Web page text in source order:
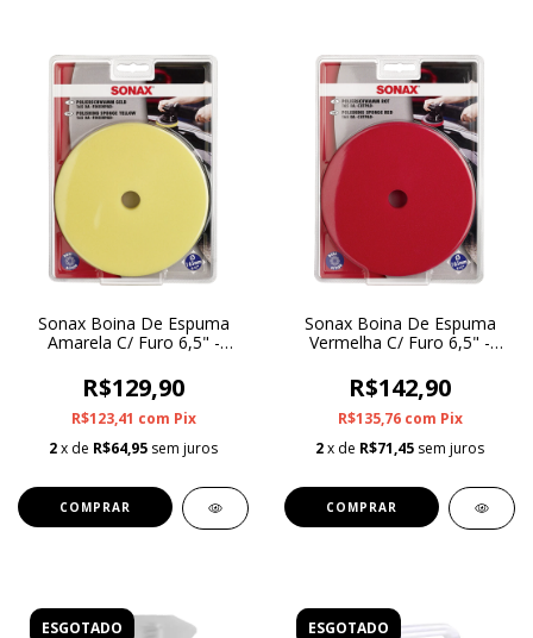
Sonax Boina De Espuma
Amarela C/ Furo 6,5" -
R$129,90
R$123,41 com Pix
2x de R$64,95 sem juros
Sonax Boina De Espuma
Vermelha C/ Furo 6,5" -
R$142,90
R$135,76 com Pix
2x de R$71,45 sem juros
ESGOTADO ESGOTADO